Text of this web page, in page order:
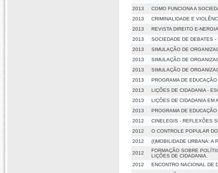
2013
COMO FUNCIONA A
2013
CRIMINALIDADE E
2013
REVISTA DIREITO E-NERGIA
2013
SOCIEDADE DE DEBATES -
2013
SIMULAÇÃO DE
2013
SIMULAÇÃO DE
2013
SIMULAÇÃO DE
2013
PROGRAMA DE
2013
LIÇÕES DE CIDADANIA -
2013
LIÇÕES DE CIDADANIA EM
2013
PROGRAMA DE
2012
CINELEGIS - REFLEXÕES
2012
O CONTROLE POPULAR
2012
(I)MOBILIDADE URBANA: A
2012
FORMAÇÃO SOBRE
LIÇÕES DE CIDADANIA.
2012
ENCONTRO NACIONAL DE